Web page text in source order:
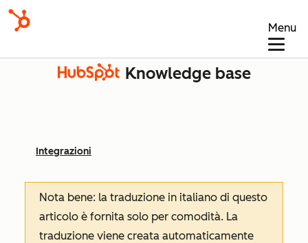
Menu
Knowledge base
Integrazioni
Nota bene: la traduzione in italiano di questo
articolo è fornita solo per comodità. La
traduzione viene creata automaticamente